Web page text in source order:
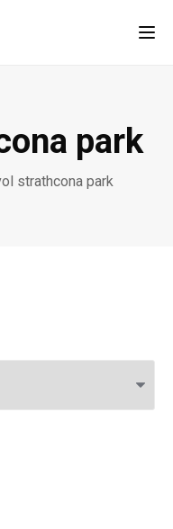
park
strathcona park